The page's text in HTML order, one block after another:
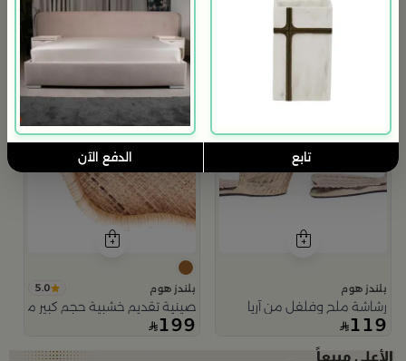
تابع الدفع الآن
بلندز هوم
رشاشة ملح وفلفل من آريا
119
بلندز هوم 5.0
صينية تقديم خشبية حجم كبير من
199